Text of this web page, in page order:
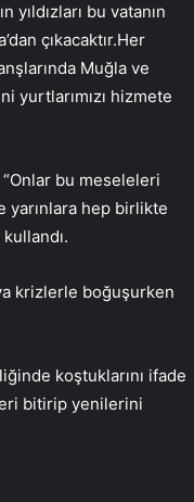
yıldızları bu vatanın
çıkacaktır.Her
Muğla ve
yurtlarımızı hizmete
bu meseleleri
yarınlara hep birlikte
krizlerle boğuşurken
koştuklarını ifade
bitirip yenilerini